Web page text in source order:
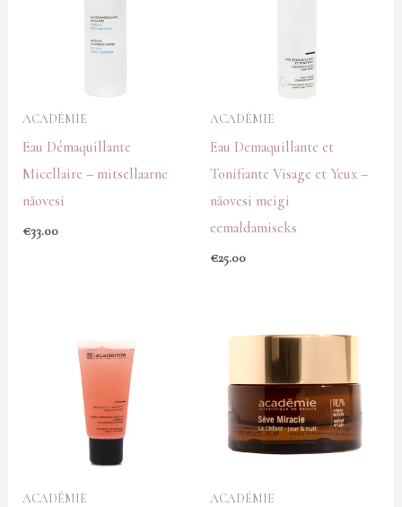
ACADÉMIE
Eau Démaquillante
Micellaire – mitsellaarne
näovesi
€33.00
ACADÉMIE
Eau Demaquillante et
Tonifiante Visage et Yeux –
näovesi meigi
eemaldamiseks
€25.00
ACADÉMIE ACADÉMIE